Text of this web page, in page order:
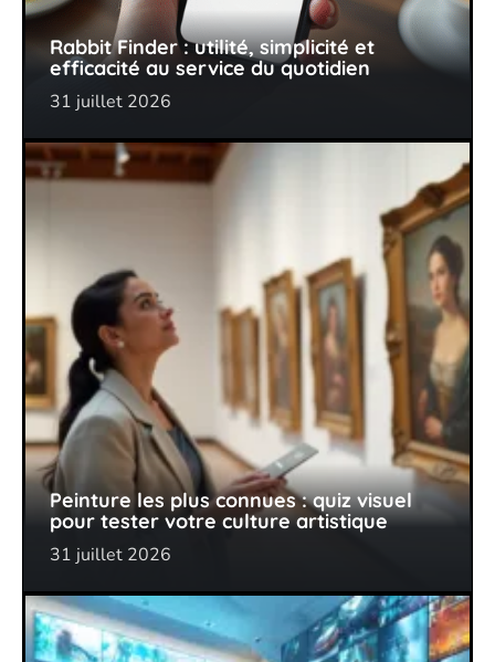
Rabbit Finder : utilité, simplicité et
efficacité au service du quotidien
31 juillet 2026
Peinture les plus connues : quiz visuel
pour tester votre culture artistique
31 juillet 2026